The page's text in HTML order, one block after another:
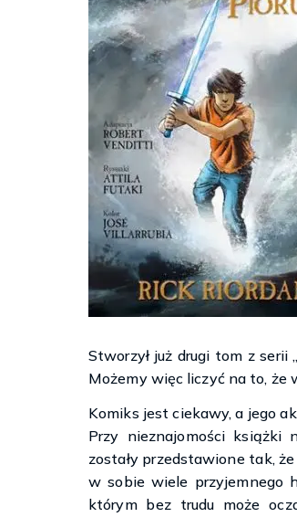
Stworzył już drugi tom z serii
Możemy więc liczyć na to, że
Komiks jest ciekawy, a jego
Przy nieznajomości książki
zostały przedstawione tak,
w sobie wiele przyjemnego
którym bez trudu może